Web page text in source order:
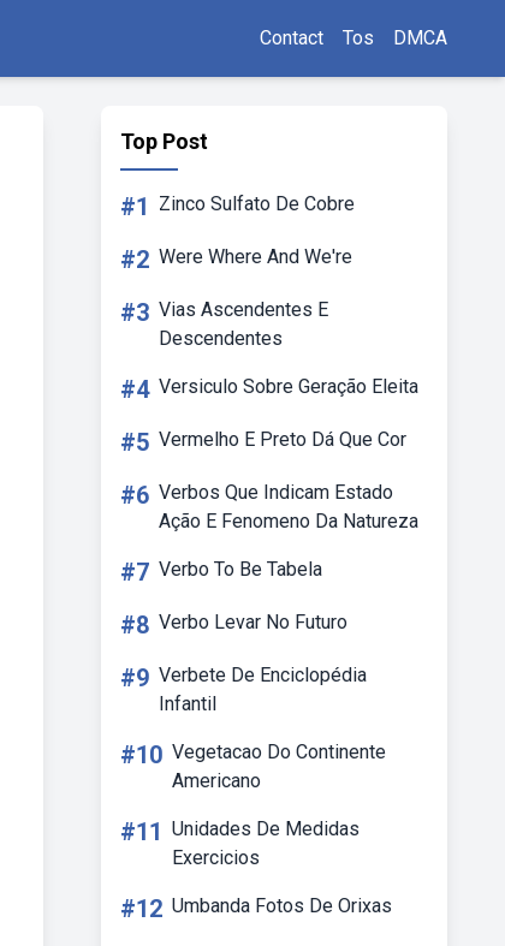
Contact Tos DMCA
Top Post
#1 Zinco Sulfato De Cobre
#2 Were Where And We're
#3 Vias Ascendentes E
Descendentes
#4 Versiculo Sobre Geração Eleita
#5 Vermelho E Preto Dá Que Cor
#6 Verbos Que Indicam Estado
Ação E Fenomeno Da Natureza
#7 Verbo To Be Tabela
#8 Verbo Levar No Futuro
#9 Verbete De Enciclopédia
Infantil
#10 Vegetacao Do Continente
Americano
#11 Unidades De Medidas
Exercicios
#12 Umbanda Fotos De Orixas